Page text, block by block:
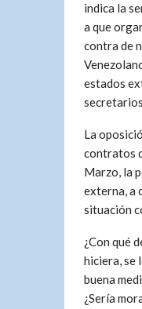
indica la
a que
contra de
estados
La
contratos
Marzo, la
externa, a
situación
¿Con qué
hiciera, se
buena
¿Sería